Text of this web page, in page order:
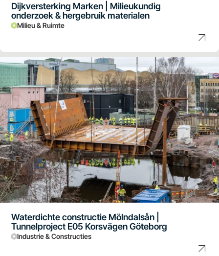
Dijkversterking Marken | Milieukundig
onderzoek & hergebruik materialen
Milieu & Ruimte
Waterdichte constructie Mölndalsån |
Tunnelproject E05 Korsvägen Göteborg
Industrie & Constructies